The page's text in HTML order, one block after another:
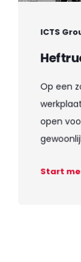
ICTS
Op een
open
Start